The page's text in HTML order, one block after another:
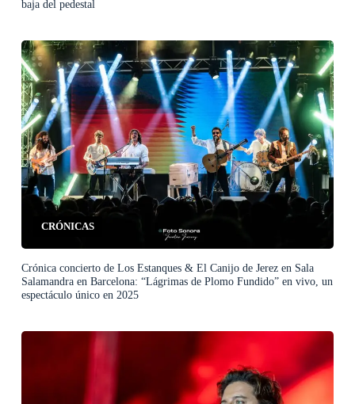
baja del pedestal
CRÓNICAS
Crónica concierto de Los Estanques & El Canijo de Jerez en Sala
Salamandra en Barcelona: “Lágrimas de Plomo Fundido” en vivo, un
espectáculo único en 2025